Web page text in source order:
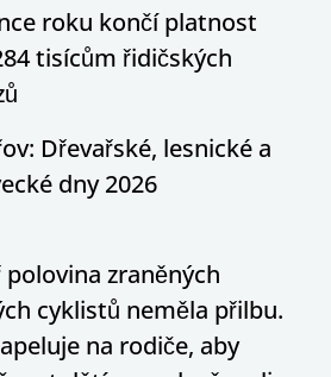
roku končí platnost
tisícům řidičských
Dřevařské, lesnické a
dny 2026
polovina zraněných
cyklistů neměla přilbu.
apeluje na rodiče, aby